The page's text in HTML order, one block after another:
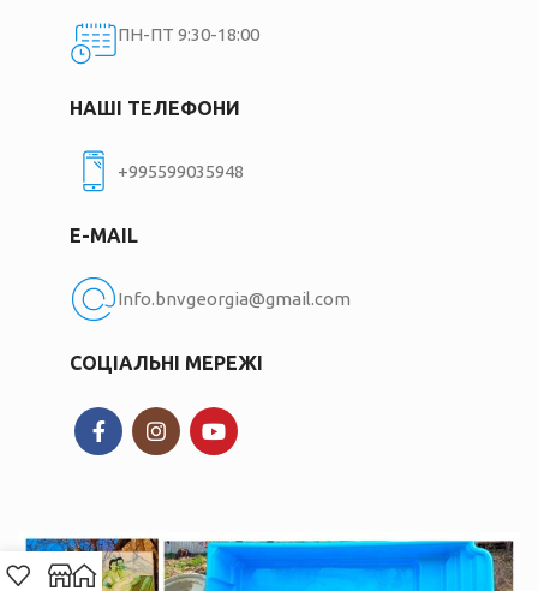
ПН-ПТ 9:30-18:00
НАШІ ТЕЛЕФОНИ
+995599035948
E-MAIL
Info.bnvgeorgia@gmail.com
СОЦІАЛЬНІ МЕРЕЖІ